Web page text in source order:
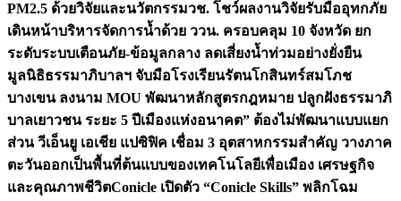
PM2.5 ด้วยวิจัยและนวัตกรรมวช. โชว์ผลงานวิจัยรับมืออุทกภัย
เดินหน้าบริหารจัดการน้ำด้วย ววน. ครอบคลุม 10 จังหวัด ยก
ระดับระบบเตือนภัย-ข้อมูลกลาง ลดเสี่ยงน้ำท่วมอย่างยั่งยืน
มูลนิธิธรรมาภิบาลฯ จับมือโรงเรียนรัตนโกสินทร์สมโภช
บางเขน ลงนาม MOU พัฒนาหลักสูตรกฎหมาย ปลูกฝังธรรมาภิ
บาลเยาวชน ระยะ 5 ปีเมืองแห่งอนาคต” ต้องไม่พัฒนาแบบแยก
ส่วน วีเอ็นยู เอเชีย แปซิฟิค เชื่อม 3 อุตสาหกรรมสำคัญ วางภาค
ตะวันออกเป็นพื้นที่ต้นแบบของเทคโนโลยีเพื่อเมือง เศรษฐกิจ
และคุณภาพชีวิตConicle เปิดตัว “Conicle Skills” พลิกโฉม